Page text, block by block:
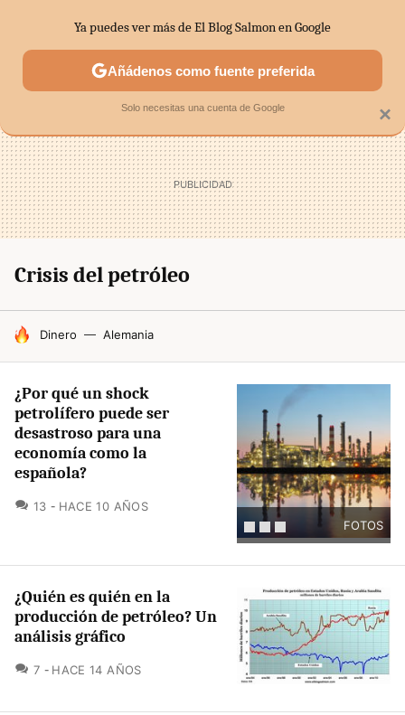
SECTORES ECONOMÍA DOMÉSTICA MERCADOS
Crisis del petróleo
HOY SE HABLA DE
Dinero Alemania
FOTOS
¿Por qué un shock
petrolífero puede ser
desastroso para una
economía como la
española?
13 COMENTARIOS
HACE 10 AÑOS
¿Quién es quién en la
producción de petróleo? Un
análisis gráfico
7 COMENTARIOS
HACE 14 AÑOS
×
Ya puedes ver más de El Blog Salmon en Google
Añádenos como fuente preferida
Solo necesitas una cuenta de Google